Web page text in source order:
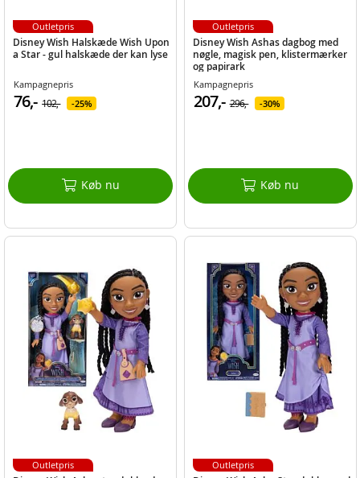
Disney Wish Halskæde Wish Upon
a Star - gul halskæde der kan lyse
Kampagnepris
76,- 102,- 25%
Køb nu
Outletpris
Disney Wish Ashas dagbog med
nøgle, magisk pen, klistermærker
og papirark
Kampagnepris
207,- 296,- 30%
Køb nu
Outletpris
Outletpris Outletpris